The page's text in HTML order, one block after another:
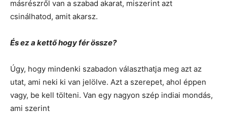
másrészről van a szabad akarat, miszerint azt
csinálhatod, amit akarsz.
És ez a kettő hogy fér össze?
Úgy, hogy mindenki szabadon választhatja meg azt az
utat, ami neki ki van jelölve. Azt a szerepet, ahol éppen
vagy, be kell tölteni. Van egy nagyon szép indiai mondás,
ami szerint